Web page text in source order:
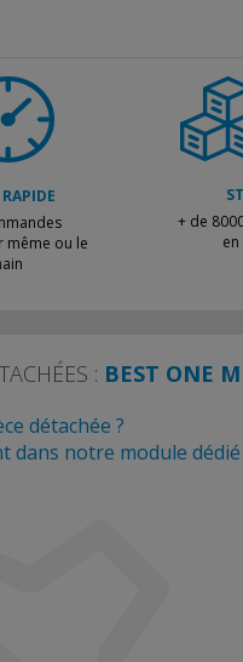
même ou le
+ de
: BEST ONE M
détachée ?
dans notre module